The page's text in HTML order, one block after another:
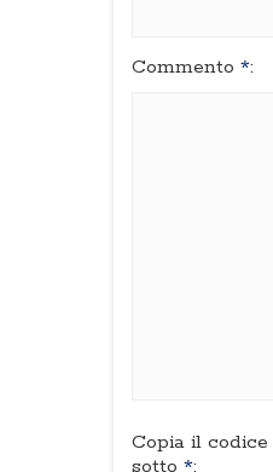
Commento *:
Copia il codice
sotto *: